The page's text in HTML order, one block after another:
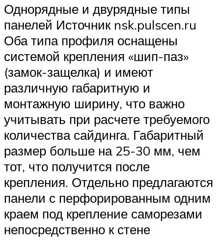
Однорядные и двурядные типы
панелей Источник nsk.pulscen.ru
Оба типа профиля оснащены
системой крепления «шип-паз»
(замок-защелка) и имеют
различную габаритную и
монтажную ширину, что важно
учитывать при расчете требуемого
количества сайдинга. Габаритный
размер больше на 25-30 мм, чем
тот, что получится после
крепления. Отдельно предлагаются
панели с перфорированным одним
краем под крепление саморезами
непосредственно к стене